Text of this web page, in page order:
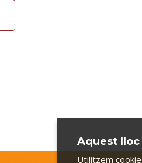
Aquest
Utilitzem